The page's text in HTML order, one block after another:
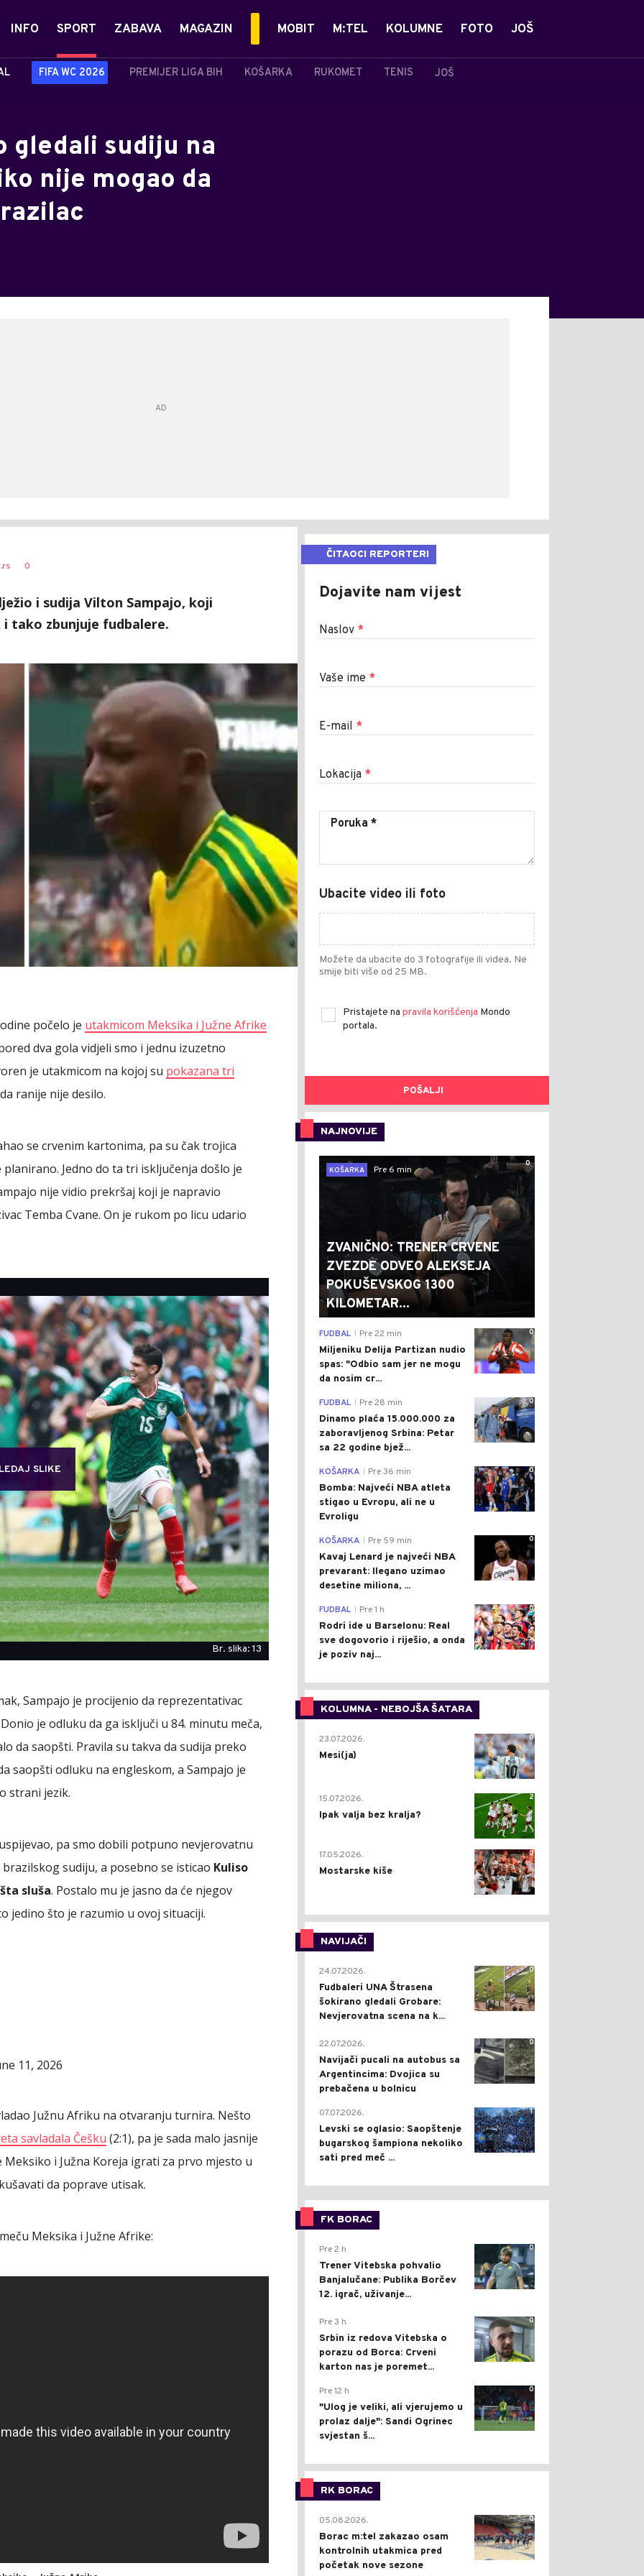
INFO SPORT
FIFA WC 2026 PREMIJER LIGA BIH KOŠARKA RUKOMET TENIS JOŠ
ZABAVA MAGAZIN MOBIT M:TEL KOLUMNE FOTO JOŠ
gledali sudiju na
nije mogao da
0
i sudija Vilton Sampajo, koji
tako zbunjuje fudbalere.
počelo je utakmicom Meksika i Južne Afrike
dva gola vidjeli smo i jednu izuzetno
je utakmicom na kojoj su pokazana tri
ranije nije desilo.
se crvenim kartonima, pa su čak trojica
Jedno do ta tri isključenja došlo je
nije vidio prekršaj koji je napravio
Temba Cvane. On je rukom po licu udario
SLIKE
Br. slika: 13
Sampajo je procijenio da reprezentativac
je odluku da ga isključi u 84. minutu meča,
da saopšti. Pravila su takva da sudija preko
saopšti odluku na engleskom, a Sampajo je
strani jezik.
pa smo dobili potpuno nevjerovatnu
sudiju, a posebno se isticao Kuliso
sluša. Postalo mu je jasno da će njegov
jedino što je razumio u ovoj situaciji.
11, 2026
Južnu Afriku na otvaranju turnira. Nešto
savladala Češku (2:1), pa je sada malo jasnije
i Južna Koreja igrati za prvo mjesto u
da poprave utisak.
Meksika i Južne Afrike:
ČITAOCI REPORTERI
Dojavite nam vijest
Naslov *
Vaše ime *
E-mail *
Lokacija *
Ubacite video ili foto
Možete da ubacite do 3 fotografije ili videa. Ne
smije biti više od 25 MB.
Pristajete na pravila korišćenja Mondo
portala.
POŠALJI
NAJNOVIJE
0
KOŠARKA
Pre 6 min
ZVANIČNO: TRENER CRVENE
ZVEZDE ODVEO ALEKSEJA
POKUŠEVSKOG 1300
KILOMETAR...
0
FUDBAL Pre 22 min
Miljeniku Delija Partizan nudio
spas: "Odbio sam jer ne mogu
da nosim cr...
0
FUDBAL Pre 28 min
Dinamo plaća 15.000.000 za
zaboravljenog Srbina: Petar
sa 22 godine bjež...
0
KOŠARKA Pre 36 min
Bomba: Najveći NBA atleta
stigao u Evropu, ali ne u
Evroligu
0
KOŠARKA Pre 59 min
Kavaj Lenard je najveći NBA
prevarant: Ilegano uzimao
desetine miliona, ...
0
FUDBAL Pre 1 h
Rodri ide u Barselonu: Real
sve dogovorio i riješio, a onda
je poziv naj...
KOLUMNA - NEBOJŠA ŠATARA
0
23.07.2026.
Mesi(ja)
2
15.07.2026.
Ipak valja bez kralja?
0
17.05.2026.
Mostarske kiše
NAVIJAČI
0
24.07.2026.
Fudbaleri UNA Štrasena
šokirano gledali Grobare:
Nevjerovatna scena na k...
0
22.07.2026.
Navijači pucali na autobus sa
Argentincima: Dvojica su
prebačena u bolnicu
1
07.07.2026.
Levski se oglasio: Saopštenje
bugarskog šampiona nekoliko
sati pred meč ...
FK BORAC
0
Pre 2 h
Trener Vitebska pohvalio
Banjalučane: Publika Borčev
12. igrač, uživanje...
0
Pre 3 h
Srbin iz redova Vitebska o
porazu od Borca: Crveni
karton nas je poremet...
0
Pre 12 h
"Ulog je veliki, ali vjerujemo u
prolaz dalje": Sandi Ogrinec
svjestan š...
RK BORAC
0
05.08.2026.
Borac m:tel zakazao osam
kontrolnih utakmica pred
početak nove sezone